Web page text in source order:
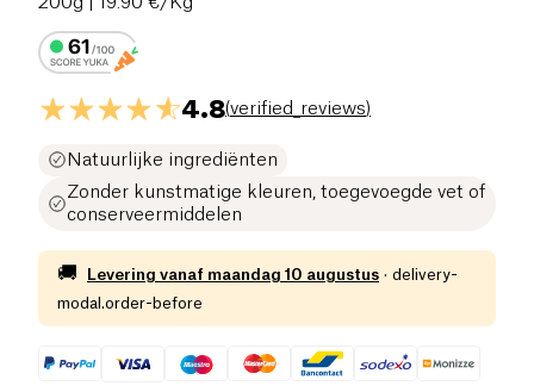
4.8(verified_reviews)
Natuurlijke ingrediënten
Zonder kunstmatige kleuren, toegevoegde vet of
conserveermiddelen
🚚 Levering vanaf maandag 10 augustus · delivery-
modal.order-before